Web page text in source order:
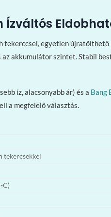
Ízváltós
egyetlen
akkumulátor szintet. Stabil
íz, alacsonyabb ár) és a Bang
a megfelelő választás.
tekercsekkel
C)